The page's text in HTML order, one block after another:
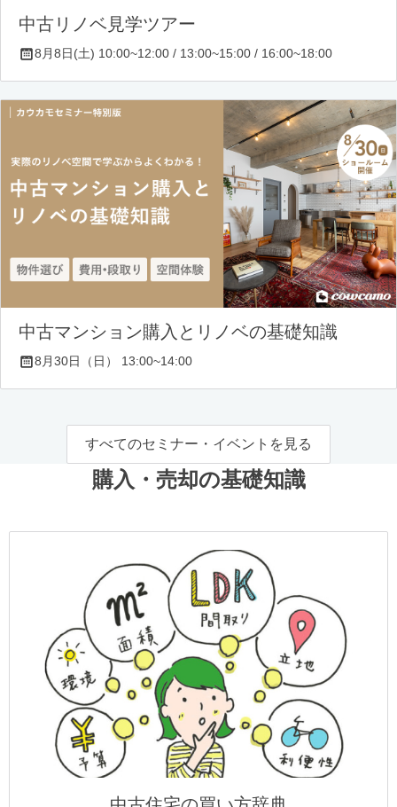
中古リノベ見学ツアー
8月8日(土) 10:00~12:00 / 13:00~15:00 / 16:00~18:00
中古マンション購入とリノベの基礎知識
8月30日（日） 13:00~14:00
すべてのセミナー・イベントを見る
購入・売却の基礎知識